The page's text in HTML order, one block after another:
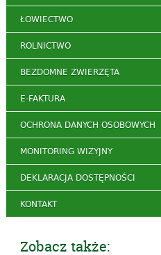
ŁOWIECTWO
ROLNICTWO
BEZDOMNE ZWIERZĘTA
E-FAKTURA
OCHRONA DANYCH OSOBOWYCH
MONITORING WIZYJNY
DEKLARACJA DOSTĘPNOŚCI
KONTAKT
Zobacz także: